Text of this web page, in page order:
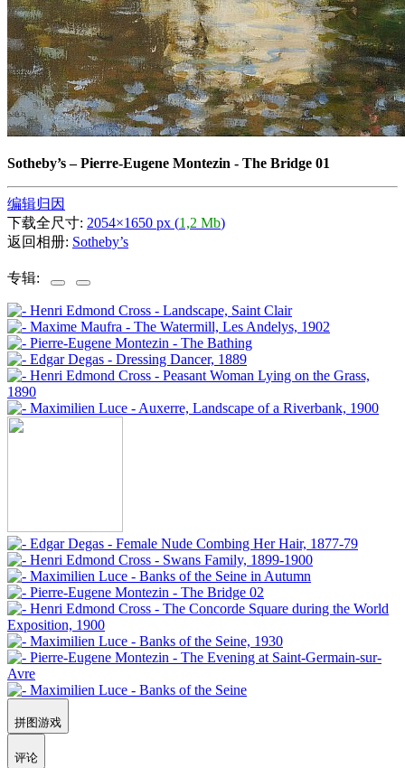
Sotheby’s–Pierre-Eugene Montezin - The Bridge 01
编辑归因
下载全尺寸: 2054×1650 px (1,2 Mb)
返回相册: Sotheby’s
专辑:
拼图游戏
评论